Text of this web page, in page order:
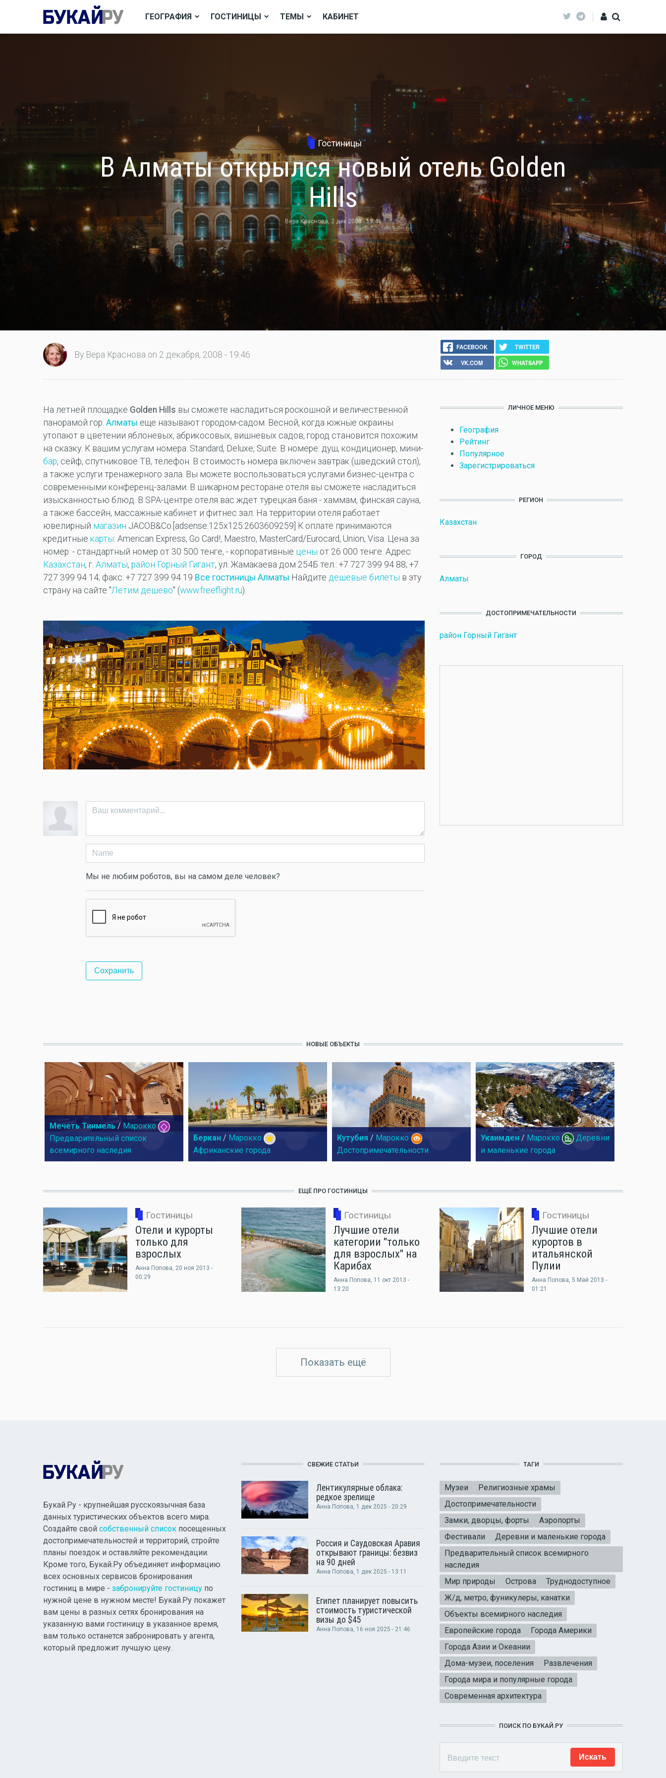
ГЕОГРАФИЯ ГОСТИНИЦЫ ТЕМЫ КАБИНЕТ
Гостиницы
В Алматы открылся новый отель Golden
Hills
Вера Краснова, 2 дек 2008 - 19:46
By Вера Краснова on 2 декабря, 2008 - 19:46
FACEBOOK
TWITTER
VK.COM
WHATSAPP
На летней площадке Golden Hills вы сможете насладиться роскошной и величественной
панорамой гор. Алматы еще называют городом-садом. Весной, когда южные окраины
утопают в цветении яблоневых, абрикосовых, вишневых садов, город становится похожим
на сказку. К вашим услугам номера: Standard, Deluxe, Suite. В номере: душ, кондиционер, мини-
бар, сейф, спутниковое ТВ, телефон. В стоимость номера включен завтрак (шведский стол),
а также услуги тренажерного зала. Вы можете воспользоваться услугами бизнес-центра с
современными конференц-залами. В шикарном ресторане отеля вы сможете насладиться
изысканностью блюд. В SPA-центре отеля вас ждeт турецкая баня - хаммам, финская сауна,
а также бассейн, массажные кабинет и фитнес зал. На территории отеля работает
ювелирный магазин JACOB&Co.[adsense:125x125:2603609259] К оплате принимаются
кредитные карты: American Express, Go Card!, Maestro, MasterCard/Eurocard, Union, Visa. Цена за
номер: - стандартный номер от 30 500 тенге, - корпоративные цены от 26 000 тенге. Адрес:
Казахстан, г. Алматы, район Горный Гигант, ул. Жамакаева дом 254Б тел.: +7 727 399 94 88; +7
727 399 94 14; факс: +7 727 399 94 19 Все гостиницы Алматы Найдите дешевые билеты в эту
страну на сайте "Летим дешево" (www.freeflight.ru).
Мы не любим роботов, вы на самом деле человек?
ЛИЧНОЕ МЕНЮ
География
Рейтинг
Популярное
Зарегистрироваться
РЕГИОН
Казахстан
ГОРОД
Алматы
ДОСТОПРИМЕЧАТЕЛЬНОСТИ
район Горный Гигант
НОВЫЕ ОБЪЕКТЫ
Мечеть Тинмель / Марокко
Предварительный список
всемирного наследия
Беркан / Марокко
Африканские города
Кутубия / Марокко
Достопримечательности
Укаимден / Марокко
Деревни
и маленькие города
ЕЩЁ ПРО ГОСТИНИЦЫ
Гостиницы
Отели и курорты
только для
взрослых
Анна Попова, 20 ноя 2013 -
00:29
Гостиницы
Лучшие отели
категории "только
для взрослых" на
Карибах
Анна Попова, 11 окт 2013 -
13:20
Гостиницы
Лучшие отели
курортов в
итальянской
Пулии
Анна Попова, 5 Май 2013 -
01:21
Показать ещё
Букай.Ру - крупнейшая русскоязычная база
данных туристических объектов всего мира.
Создайте свой собственный список посещенных
достопримечательностей и территорий, стройте
планы поездок и оставляйте рекомендации.
Кроме того, Букай.Ру объединяет информацию
всех основных сервисов бронирования
гостиниц в мире - забронируйте гостиницу по
нужной цене в нужном месте! Букай.Ру покажет
вам цены в разных сетях бронирования на
указанную вами гостиницу в указанное время,
вам только останется забронировать у агента,
который предложит лучшую цену.
СВЕЖИЕ СТАТЬИ
Лентикулярные облака:
редкое зрелище
Анна Попова , 1 дек 2025 - 20:29
Россия и Саудовская Аравия
открывают границы: безвиз
на 90 дней
Анна Попова , 1 дек 2025 - 13:11
Египет планирует повысить
стоимость туристической
визы до $45
Анна Попова , 16 ноя 2025 - 21:46
ТАГИ
Музеи
Религиозные храмы
Достопримечательности
Замки, дворцы, форты
Аэропорты
Фестивали
Деревни и маленькие города
Предварительный список всемирного
наследия
Мир природы
Острова
Труднодоступное
Ж/д, метро, фуникулеры, канатки
Объекты всемирного наследия
Европейские города
Города Америки
Города Азии и Океании
Дома-музеи, поселения
Развлечения
Города мира и популярные города
Современная архитектура
ПОИСК ПО БУКАЙ.РУ